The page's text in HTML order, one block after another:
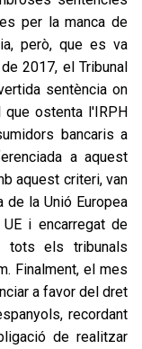
per la manca de
però, que es va
2017, el Tribunal
sentència on
ostenta l'IRPH
bancaris a
a aquest
aquest criteri, van
la Unió Europea
i encarregat de
tots els tribunals
Finalment, el mes
a favor del dret
recordant
de realitzar